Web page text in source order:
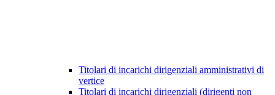
Titolari di incarichi dirigenziali amministrativi di
vertice
Titolari di incarichi dirigenziali (dirigenti non